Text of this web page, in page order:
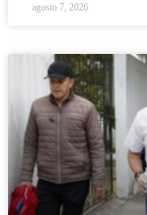
agosto 7, 2026